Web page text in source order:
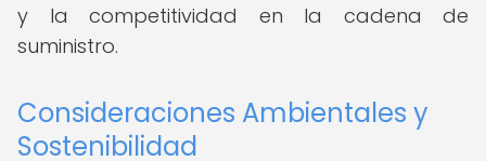
y la competitividad en la cadena de
suministro.
Consideraciones Ambientales y
Sostenibilidad